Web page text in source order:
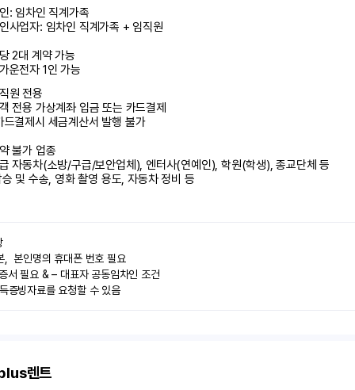
: 임차인 직계가족
사업자: 임차인 직계가족 + 임직원
2대 계약 가능
운전자 1인 가능
원 전용
전용 가상계좌 입금 또는 카드결제
드결제시 세금계산서 발행 불가
불가 업종
자동차(소방/구급/보안업체), 엔터사(연예인), 학원(학생), 종교단체 등
및 수송, 영화 촬영 용도, 자동차 정비 등
,  본인명의 휴대폰 번호 필요
서 필요 & – 대표자 공동임차인 조건
증빙자료를 요청할 수 있음
렌트